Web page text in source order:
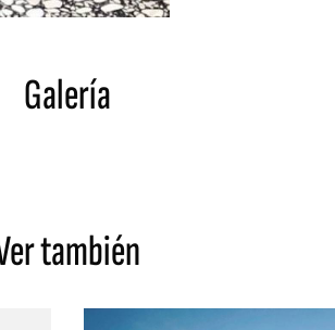
Galería
también